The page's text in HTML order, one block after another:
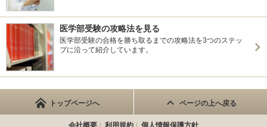
医学部受験の攻略法を見る
医学部受験の合格を勝ち取るまでの攻略法を3つのステッ
プに沿って紹介しています。
トップページへ ページの上へ戻る
会社概要 利用規約 個人情報保護方針